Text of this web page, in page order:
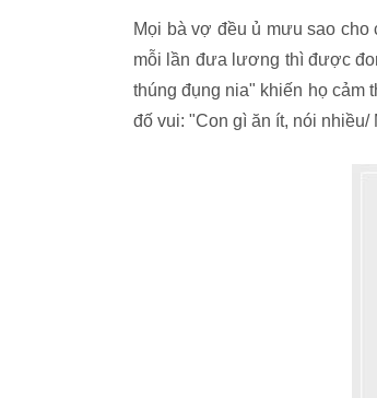
Mọi bà vợ đều ủ mưu sao cho
mỗi lần đưa lương thì được
thúng đụng nia" khiến họ cảm
đố vui: "Con gì ăn ít, nói